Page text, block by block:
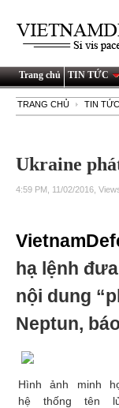
Trang chủ TIN TỨC
TRANG CHỦ TIN TỨC
Ukraine
4:59 PM, 11/02/2016,
hạ lệnh
nội dung
Neptun,
Hình ảnh minh
hệ thống tên